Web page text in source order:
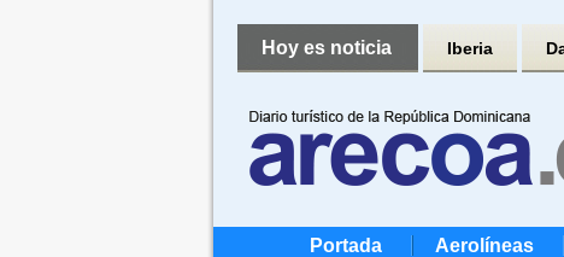
Hoy es noticia Iberia
Portada Aerolíneas